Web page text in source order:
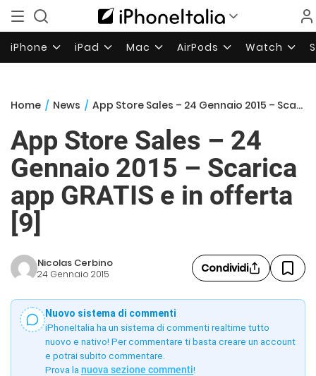
iPhone iPad Mac AirPods Watch
Home / News / App Store Sales – 24 Gennaio 2015 – Scarica app GRATIS e in offerta [9]
App Store Sales – 24
Gennaio 2015 – Scarica
app GRATIS e in offerta
[9]
Nicolas Cerbino
24 Gennaio 2015 Condividi
Nuovo sistema di commenti
iPhoneItalia ha un sistema di commenti realtime tutto
nuovo e nativo! Per commentare ti basta creare un account
e potrai subito commentare.
Prova la nuova sezione commenti!